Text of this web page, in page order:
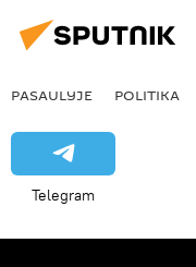
PASAULYJE POLITIKA
Telegram